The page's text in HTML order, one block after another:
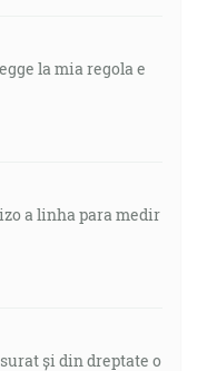
la mia regola e
a linha para medir
și din dreptate o